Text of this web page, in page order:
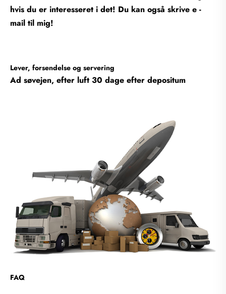
hvis du er interesseret i det! Du kan også skrive e -
mail til mig!
Lever, forsendelse og servering
Ad søvejen, efter luft 30 dage efter depositum
FAQ